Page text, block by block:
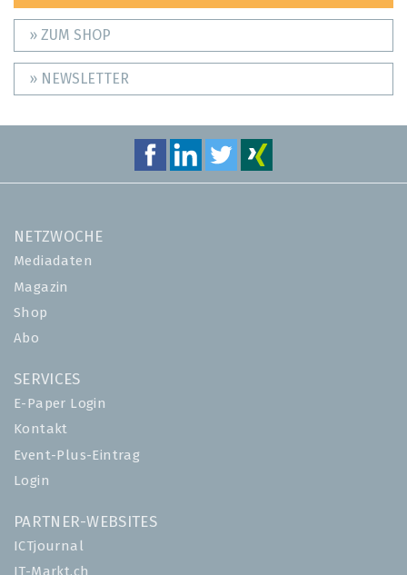
» ZUM SHOP
» NEWSLETTER
NETZWOCHE
Mediadaten
Magazin
Shop
Abo
SERVICES
E-Paper Login
Kontakt
Event-Plus-Eintrag
Login
PARTNER-WEBSITES
ICTjournal
IT-Markt.ch